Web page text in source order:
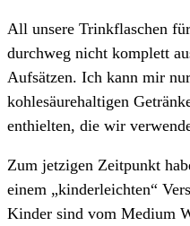
All unsere Trinkflaschen
durchweg nicht komplett
Aufsätzen. Ich kann mir
kohlesäurehaltigen
enthielten, die wir
Zum jetzigen Zeitpunkt
einem „kinderleichten“
Kinder sind vom Medium